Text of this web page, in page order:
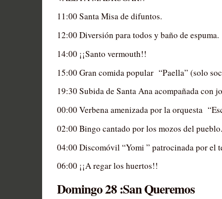
11:00 Santa Misa de difuntos.
12:00 Diversión para todos y baño de espuma.
14:00 ¡¡Santo vermouth!!
15:00 Gran comida popular “Paella” (solo
19:30 Subida de Santa Ana acompañada con
00:00 Verbena amenizada por la orquesta
02:00 Bingo cantado por los mozos del pueblo.
04:00 Discomóvil “Yomi ” patrocinada por el
06:00 ¡¡A regar los huertos!!
Domingo 28 :San Queremos